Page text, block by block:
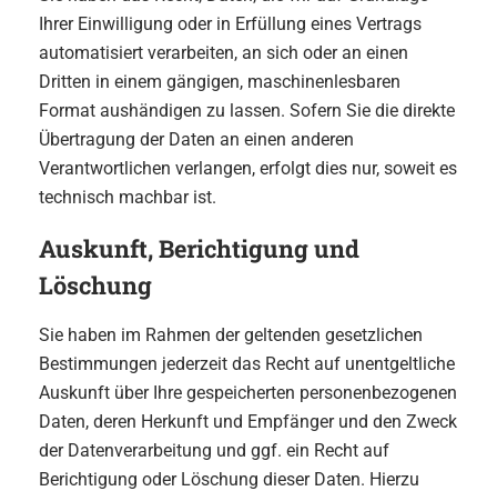
Ihrer Einwilligung oder in Erfüllung eines Vertrags
automatisiert verarbeiten, an sich oder an einen
Dritten in einem gängigen, maschinenlesbaren
Format aushändigen zu lassen. Sofern Sie die direkte
Übertragung der Daten an einen anderen
Verantwortlichen verlangen, erfolgt dies nur, soweit es
technisch machbar ist.
Auskunft, Berichtigung und
Löschung
Sie haben im Rahmen der geltenden gesetzlichen
Bestimmungen jederzeit das Recht auf unentgeltliche
Auskunft über Ihre gespeicherten personenbezogenen
Daten, deren Herkunft und Empfänger und den Zweck
der Datenverarbeitung und ggf. ein Recht auf
Berichtigung oder Löschung dieser Daten. Hierzu